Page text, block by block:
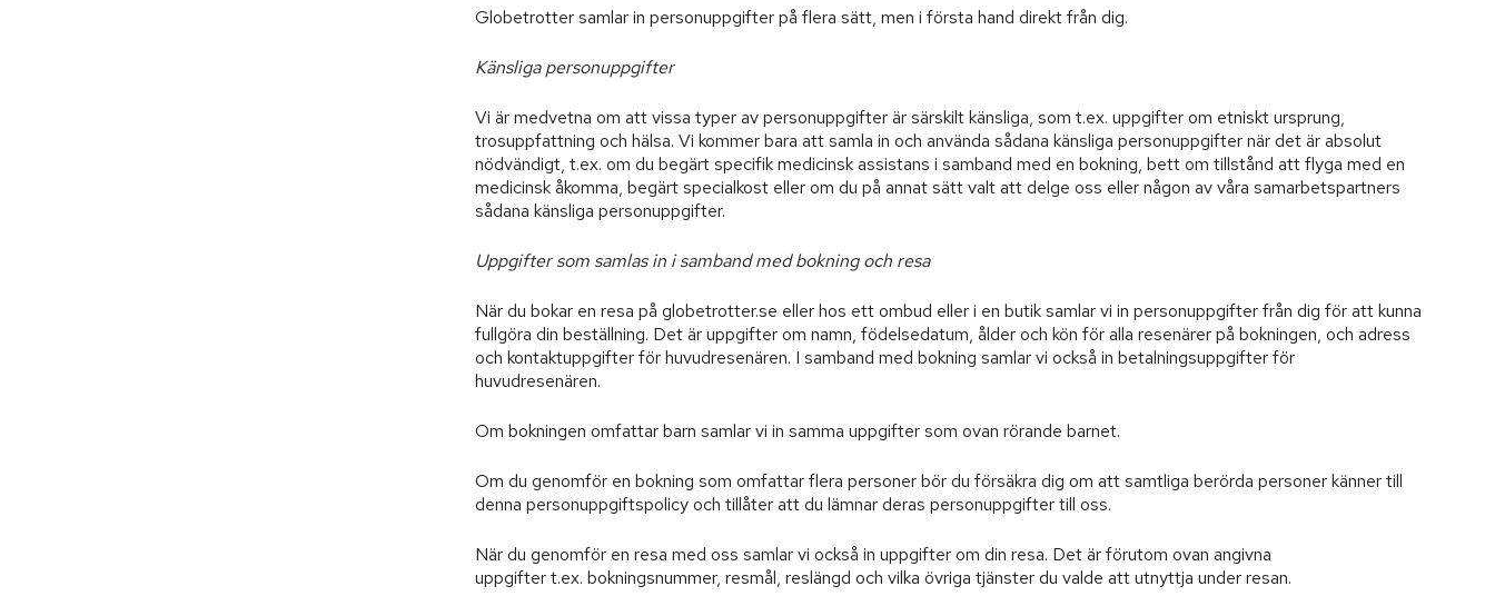
Globetrotter samlar in personuppgifter på flera sätt, men i första hand direkt från dig.
Känsliga personuppgifter
Vi är medvetna om att vissa typer av personuppgifter är särskilt känsliga, som t.ex. uppgifter om etniskt ursprung,
trosuppfattning och hälsa. Vi kommer bara att samla in och använda sådana känsliga personuppgifter när det är absolut
nödvändigt, t.ex. om du begärt specifik medicinsk assistans i samband med en bokning, bett om tillstånd att flyga med en
medicinsk åkomma, begärt specialkost eller om du på annat sätt valt att delge oss eller någon av våra samarbetspartners
sådana känsliga personuppgifter.
Uppgifter som samlas in i samband med bokning och resa
När du bokar en resa på globetrotter.se eller hos ett ombud eller i en butik samlar vi in personuppgifter från dig för att kunna
fullgöra din beställning. Det är uppgifter om namn, födelsedatum, ålder och kön för alla resenärer på bokningen, och adress
och kontaktuppgifter för huvudresenären. I samband med bokning samlar vi också in betalningsuppgifter för
huvudresenären.
Om bokningen omfattar barn samlar vi in samma uppgifter som ovan rörande barnet.
Om du genomför en bokning som omfattar flera personer bör du försäkra dig om att samtliga berörda personer känner till
denna personuppgiftspolicy och tillåter att du lämnar deras personuppgifter till oss.
När du genomför en resa med oss samlar vi också in uppgifter om din resa. Det är förutom ovan angivna
uppgifter t.ex. bokningsnummer, resmål, reslängd och vilka övriga tjänster du valde att utnyttja under resan.